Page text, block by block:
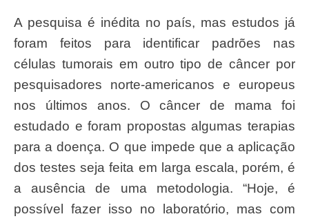
A pesquisa é inédita no país, mas estudos já
foram feitos para identificar padrões nas
células tumorais em outro tipo de câncer por
pesquisadores norte-americanos e europeus
nos últimos anos. O câncer de mama foi
estudado e foram propostas algumas terapias
para a doença. O que impede que a aplicação
dos testes seja feita em larga escala, porém, é
a ausência de uma metodologia. “Hoje, é
possível fazer isso no laboratório, mas com